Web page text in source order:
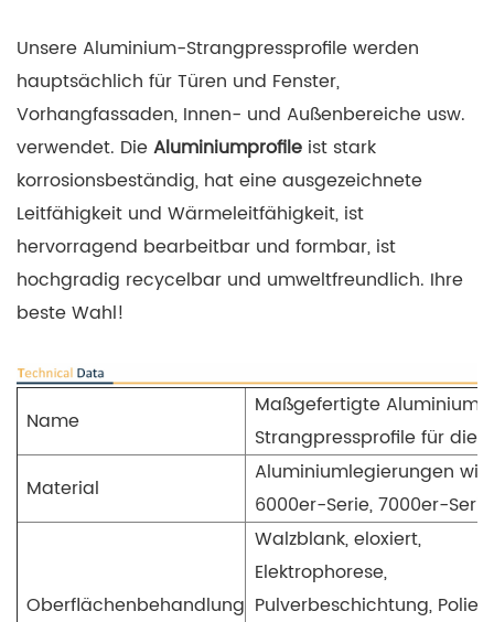
Unsere Aluminium-Strangpressprofile werden
hauptsächlich für Türen und Fenster,
Vorhangfassaden, Innen- und Außenbereiche usw.
verwendet. DieAluminiumprofile ist stark
korrosionsbeständig, hat eine ausgezeichnete
Leitfähigkeit und Wärmeleitfähigkeit, ist
hervorragend bearbeitbar und formbar, ist
hochgradig recycelbar und umweltfreundlich. Ihre
beste Wahl!
Name
Maßgefertigte Aluminium-
Strangpressprofile für die
Material
Aluminiumlegierungen wie
6000er-Serie, 7000er-
Oberflächenbehandlung
Walzblank, eloxiert,
Elektrophorese,
Pulverbeschichtung,